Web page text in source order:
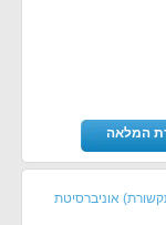
המלאה
אוניברסיטת